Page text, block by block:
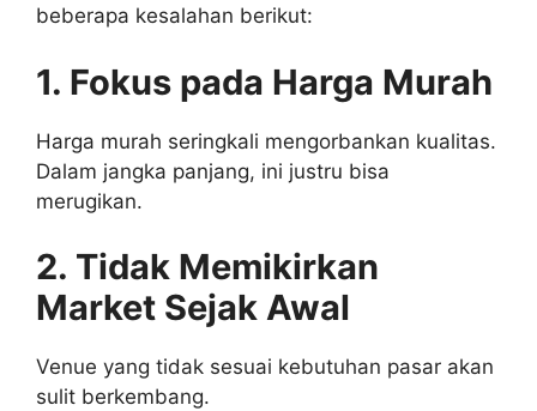
beberapa kesalahan berikut:
1. Fokus pada Harga Murah
Harga murah seringkali mengorbankan kualitas.
Dalam jangka panjang, ini justru bisa
merugikan.
2. Tidak Memikirkan
Market Sejak Awal
Venue yang tidak sesuai kebutuhan pasar akan
sulit berkembang.